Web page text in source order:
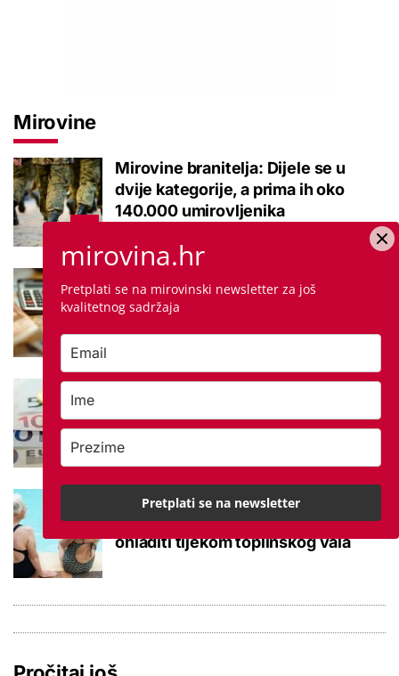
Mirovine
Mirovine branitelja: Dijele se u
dvije kategorije, a prima ih oko
140.000 umirovljenika
Važna brojka za kategoriju štednje
u drugom stupu
Negativna promjena u drugom
fondova otišli u minus
Kupanje u ovom gradu i sutra
besplatno: Građani se mogu
ohladiti tijekom toplinskog vala
mirovina.hr
Pretplati se na mirovinski newsletter za još
kvalitetnog sadržaja
Pretplati se na newsletter